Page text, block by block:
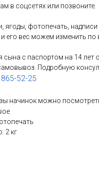
в соцсетях или позвоните.
ягоды, фотопечать, надписи
и его вес можем изменить по
сына с паспортом на 14
Подробную
52-25
начинок можно
2 кг